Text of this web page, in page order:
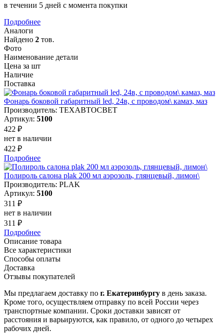
в течении 5 дней с момента покупки
Подробнее
Аналоги
Найдено 2 тов.
Фото
Наименование детали
Цена за шт
Наличие
Поставка
Фонарь боковой габаритный led, 24в, с проводом\ камаз, маз
Производитель: ТЕХАВТОСВЕТ
Артикул: 5100
422 ₽
нет в наличии
422 ₽
Подробнее
Полироль салона plak 200 мл аэрозоль, глянцевый, лимон\
Производитель: PLAK
Артикул: 5100
311 ₽
нет в наличии
311 ₽
Подробнее
Описание товара
Все характеристики
Способы оплаты
Доставка
Отзывы покупателей
Мы предлагаем доставку по г. Екатеринбургу в день заказа.
Кроме того, осуществляем отправку по всей России через
транспортные компании. Сроки доставки зависят от
расстояния и варьируются, как правило, от одного до четырех
рабочих дней.